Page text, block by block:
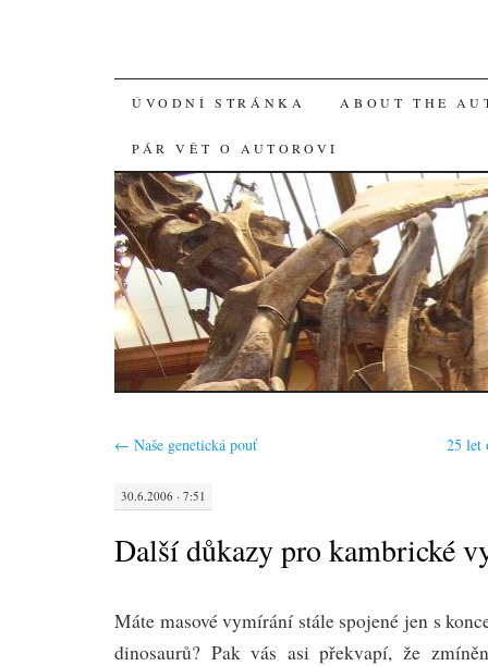
SKIP
TO
CONTENT
ÚVODNÍ STRÁNKA ABOUT THE
PÁR VĚT O AUTOROVI
← Naše genetická pouť 25 let
30.6.2006 · 7:51
Další důkazy pro kambrické
Máte masové vymírání stále spojené jen s
dinosaurů? Pak vás asi překvapí, že